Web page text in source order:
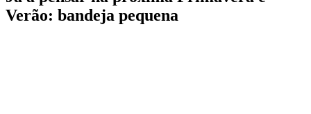
Verão: bandeja pequena